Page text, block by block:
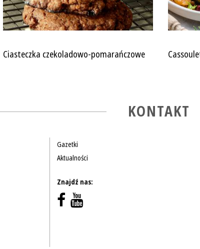
Ciasteczka czekoladowo-pomarańczowe
KONTAKT
Gazetki
Aktualności
Znajdź nas: